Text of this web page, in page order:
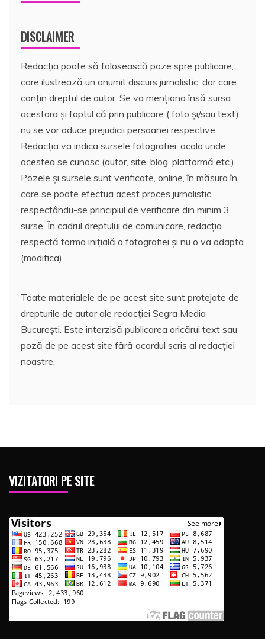
DISCLAIMER
Redacția poate să folosească poze spre publicare,
care ilustrează un anumit discurs jurnalistic, dar care
conțin dreptul de autor. Se va menționa însă sursa
acestora și faptul că prin publicare ( foto și/sau text)
nu se vor aduce prejudicii persoanei respective.
Redacția va indica sursele fotografiei, acolo unde
acestea se cunosc (autor, site, blog, platformă etc.).
Pozele și sursele sunt verificate, online, în măsura în
care se poate efectua acest proces jurnalistic,
respectându-se principiul de verificare din minim 3
surse. În cadrul dreptului de comunicare, redacția
respectă forma inițială a fotografiei și nu o va adapta
(modifica).
Toate materialele de pe acest site sunt protejate de
drepturile de autor ale redacției Segra Media
București. Este interzisă publicarea oricărui text sau
poză de pe acest site fără acordul scris al redacției
noastre.
VIZITATORI PE SITE